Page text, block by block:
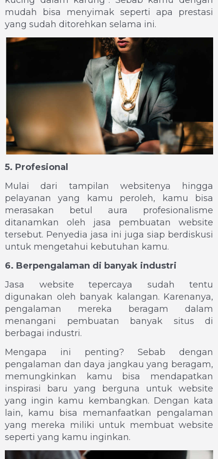
mudah bisa menyimak seperti apa prestasi
yang sudah ditorehkan selama ini.
5. Profesional
Mulai dari tampilan websitenya hingga
pelayanan yang kamu peroleh, kamu bisa
merasakan betul aura profesionalisme
ditanamkan oleh jasa pembuatan website
tersebut. Penyedia jasa ini juga siap berdiskusi
untuk mengetahui kebutuhan kamu.
6. Berpengalaman di banyak industri
Jasa website tepercaya sudah tentu
digunakan oleh banyak kalangan. Karenanya,
pengalaman mereka beragam dalam
menangani pembuatan banyak situs di
berbagai industri.
Mengapa ini penting? Sebab dengan
pengalaman dan daya jangkau yang beragam,
memungkinkan kamu bisa mendapatkan
inspirasi baru yang berguna untuk website
yang ingin kamu kembangkan. Dengan kata
lain, kamu bisa memanfaatkan pengalaman
yang mereka miliki untuk membuat website
seperti yang kamu inginkan.